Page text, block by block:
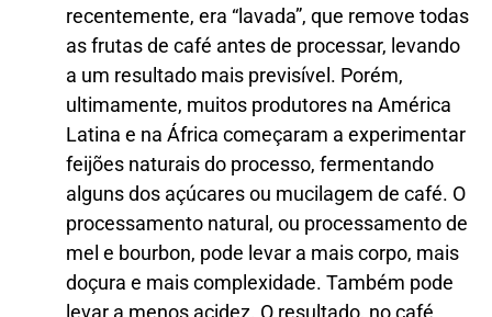
recentemente, era “lavada”, que remove todas
as frutas de café antes de processar, levando
a um resultado mais previsível. Porém,
ultimamente, muitos produtores na América
Latina e na África começaram a experimentar
feijões naturais do processo, fermentando
alguns dos açúcares ou mucilagem de café. O
processamento natural, ou processamento de
mel e bourbon, pode levar a mais corpo, mais
doçura e mais complexidade. Também pode
levar a menos acidez. O resultado, no café